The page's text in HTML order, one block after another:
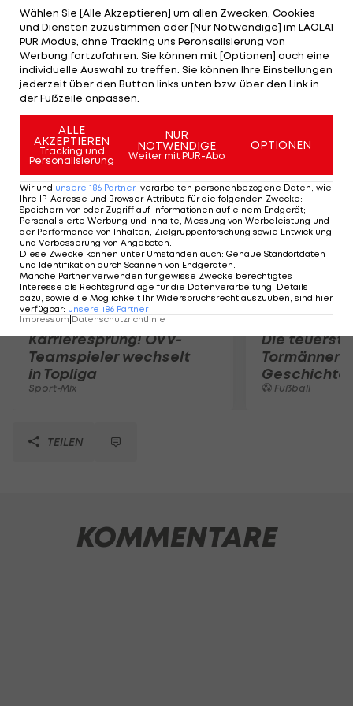
kommenden Jahr. Auf den Salary Cap hat der
Trade keine Auswirkungen, beide Spieler
verdienen vier Millionen Dollar pro Saison.
Während Parenteau allerdings noch zwei Jahre
Vertrag hat, läuft der des 36-jährigen Briere
nächste Saison aus.
Mehr zum Thema
Karrieresprung! ÖVV-
Teamspieler wechselt
in Topliga
Sport-Mix
Die
Tormänner
Geschichte
Fußball
TEILEN
KOMMENTARE
Wählen Sie [Alle Akzeptieren] um allen Zwecken, Cookies
und Diensten zuzustimmen oder [Nur Notwendige] im LAOLA1
PUR Modus, ohne Tracking uns Peronsalisierung von
Werbung fortzufahren. Sie können mit [Optionen] auch eine
individuelle Auswahl zu treffen. Sie können Ihre Einstellungen
jederzeit über den Button links unten bzw. über den Link in
der Fußzeile anpassen.
ALLE
AKZEPTIEREN
Tracking und
Personalisierung
NUR
NOTWENDIGE
Weiter mit PUR-Abo
OPTIONEN
Wir und unsere 186 Partner verarbeiten personenbezogene Daten, wie
Ihre IP-Adresse und Browser-Attribute für die folgenden Zwecke:
Speichern von oder Zugriff auf Informationen auf einem Endgerät;
Personalisierte Werbung und Inhalte, Messung von Werbeleistung und
der Performance von Inhalten, Zielgruppenforschung sowie Entwicklung
und Verbesserung von Angeboten.
Diese Zwecke können unter Umständen auch: Genaue Standortdaten
und Identifikation durch Scannen von Endgeräten.
Manche Partner verwenden für gewisse Zwecke berechtigtes
Interesse als Rechtsgrundlage für die Datenverarbeitung. Details
dazu, sowie die Möglichkeit Ihr Widerspruchsrecht auszuüben, sind hier
verfügbar: unsere 186 Partner
Impressum Datenschutzrichtlinie